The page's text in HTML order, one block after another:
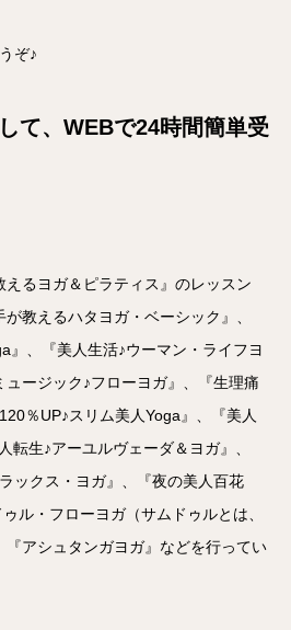
ぞ♪
して、WEBで24時間簡単受
えるヨガ＆ピラティス』のレッスン
教えるハタヨガ・ベーシック』、
』、『美人生活♪ウーマン・ライフヨ
ージック♪フローヨガ』、『生理痛
％UP♪スリム美人Yoga』、『美人
生♪アーユルヴェーダ＆ヨガ』、
ックス・ヨガ』、『夜の美人百花
ル・フローヨガ（サムドゥルとは、
『アシュタンガヨガ』などを行ってい